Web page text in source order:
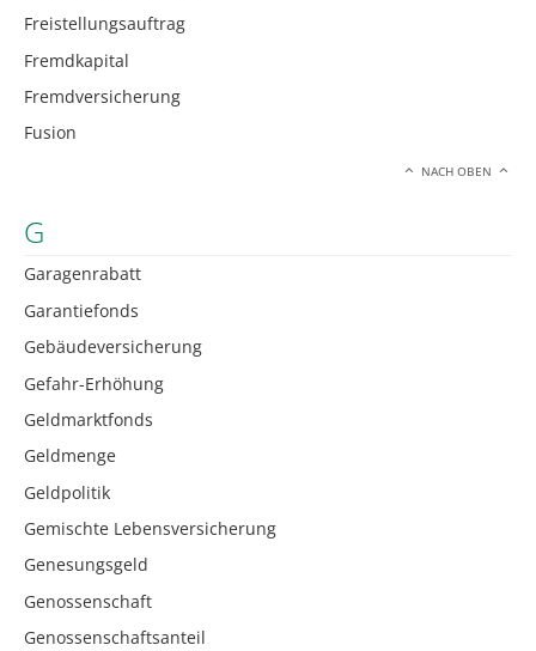
Freistellungsauftrag
Fremdkapital
Fremdversicherung
Fusion
NACH OBEN
G
Garagenrabatt
Garantiefonds
Gebäudeversicherung
Gefahr-Erhöhung
Geldmarktfonds
Geldmenge
Geldpolitik
Gemischte Lebensversicherung
Genesungsgeld
Genossenschaft
Genossenschaftsanteil